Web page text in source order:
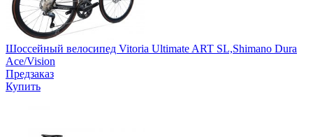
Шоссейный велосипед Vitoria Ultimate ART SL,Shimano Dura
Ace/Vision
Предзаказ
Купить